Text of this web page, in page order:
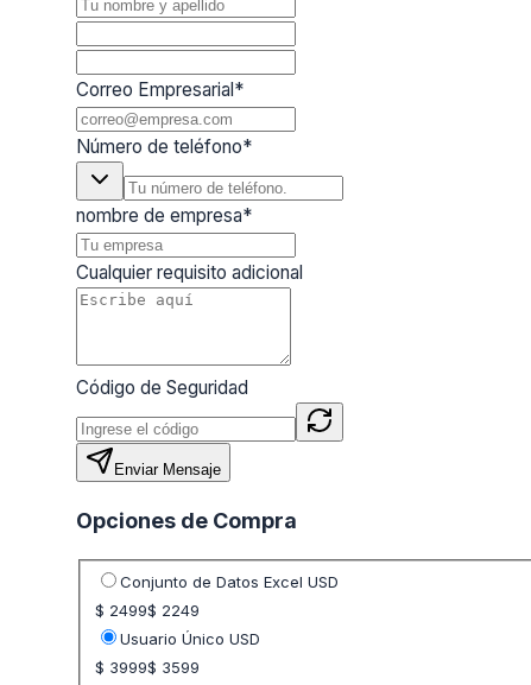
Correo Empresarial*
Número de teléfono*
nombre de empresa*
Cualquier requisito adicional
Código de Seguridad
Enviar Mensaje
Opciones de Compra
Seleccione opción de precio
Conjunto de Datos Excel USD
$ 2499$ 2249
Usuario Único USD
$ 3999$ 3599